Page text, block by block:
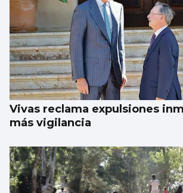
Vivas reclama expulsiones
más vigilancia